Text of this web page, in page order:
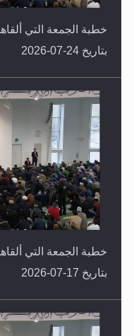
خطبة الجمعة التي
بتاريخ 24-07-2026
خطبة الجمعة التي
بتاريخ 17-07-2026